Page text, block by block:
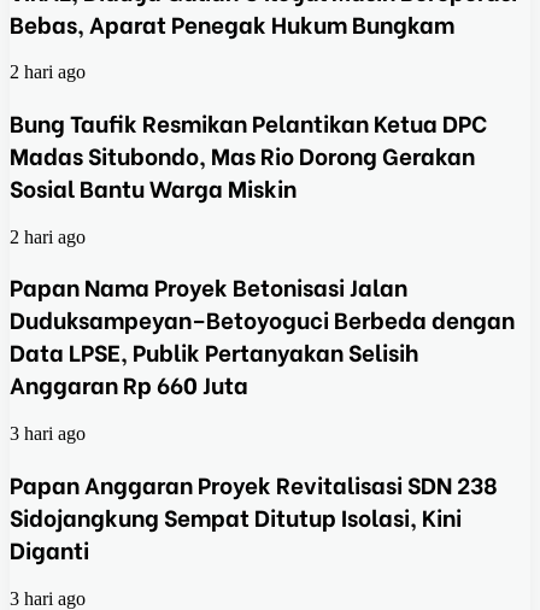
Bebas, Aparat Penegak Hukum Bungkam
2 hari ago
Bung Taufik Resmikan Pelantikan Ketua DPC
Madas Situbondo, Mas Rio Dorong Gerakan
Sosial Bantu Warga Miskin
2 hari ago
Papan Nama Proyek Betonisasi Jalan
Duduksampeyan–Betoyoguci Berbeda dengan
Data LPSE, Publik Pertanyakan Selisih
Anggaran Rp 660 Juta
3 hari ago
Papan Anggaran Proyek Revitalisasi SDN 238
Sidojangkung Sempat Ditutup Isolasi, Kini
Diganti
3 hari ago